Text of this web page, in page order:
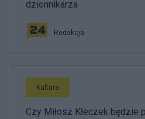
dziennikarza
Redakcja
Kultura
Czy Miłosz Kłeczek będzie